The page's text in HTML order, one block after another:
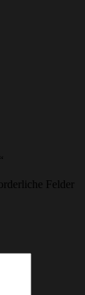
Felder